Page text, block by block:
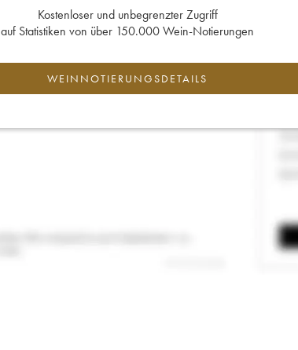
Kostenloser und unbegrenzter Zugriff
auf Statistiken von über 150.000 Wein-Notierungen
WEINNOTIERUNGSDETAILS